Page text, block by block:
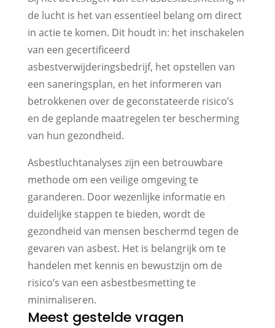
de lucht is het van essentieel belang om direct
in actie te komen. Dit houdt in: het inschakelen
van een gecertificeerd
asbestverwijderingsbedrijf, het opstellen van
een saneringsplan, en het informeren van
betrokkenen over de geconstateerde risico’s
en de geplande maatregelen ter bescherming
van hun gezondheid.
Asbestluchtanalyses zijn een betrouwbare
methode om een veilige omgeving te
garanderen. Door wezenlijke informatie en
duidelijke stappen te bieden, wordt de
gezondheid van mensen beschermd tegen de
gevaren van asbest. Het is belangrijk om te
handelen met kennis en bewustzijn om de
risico’s van een asbestbesmetting te
minimaliseren.
Meest gestelde vragen